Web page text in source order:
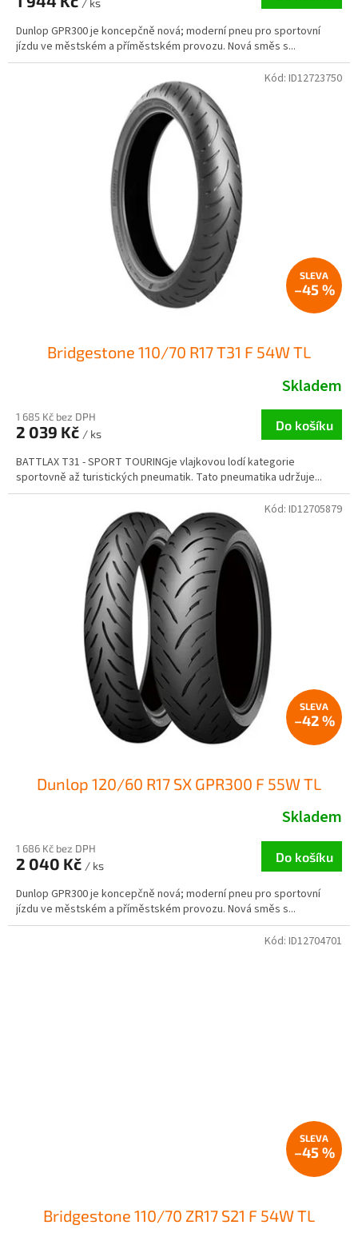
Dunlop GPR300 je koncepčně nová; moderní pneu pro sportovní
jízdu ve městském a příměstském provozu. Nová směs s...
–45 %
Bridgestone 110/70 R17 T31 F 54W TL
Skladem
1 685 Kč bez DPH
2 039 Kč / ks
Do košíku
BATTLAX T31 - SPORT TOURINGje vlajkovou lodí kategorie
sportovně až turistických pneumatik. Tato pneumatika udržuje...
Kód: ID12723750
–42 %
Dunlop 120/60 R17 SX GPR300 F 55W TL
Skladem
1 686 Kč bez DPH
2 040 Kč / ks
Do košíku
Dunlop GPR300 je koncepčně nová; moderní pneu pro sportovní
jízdu ve městském a příměstském provozu. Nová směs s...
Kód: ID12705879
–45 %
Bridgestone 110/70 ZR17 S21 F 54W TL
Kód: ID12704701